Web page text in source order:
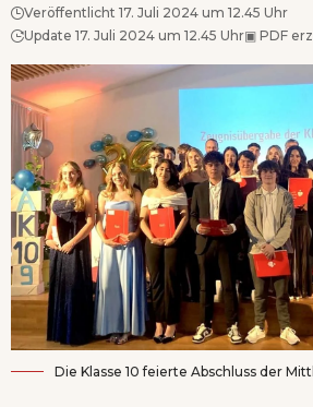
Veröffentlicht 17. Juli 2024 um 12.45 Uhr
Update 17. Juli 2024 um 12.45 Uhr▣ PDF
Die Klasse 10 feierte Abschluss der